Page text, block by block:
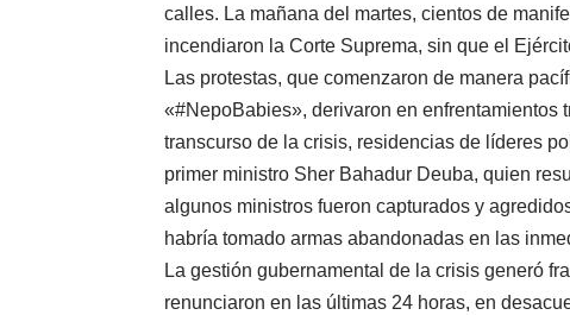
calles. La mañana del martes, cientos de
incendiaron la Corte Suprema, sin que el
Las protestas, que comenzaron de manera
«#NepoBabies», derivaron en enfrentamientos
transcurso de la crisis, residencias de líderes
primer ministro Sher Bahadur Deuba, quien
algunos ministros fueron capturados y
habría tomado armas abandonadas en las
La gestión gubernamental de la crisis generó
renunciaron en las últimas 24 horas, en